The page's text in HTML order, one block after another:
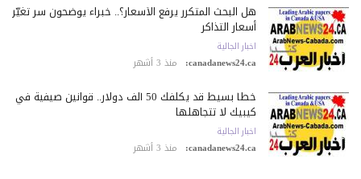
هل البحث المتكرر يرفع الأسعار؟.. خبراء يوضحون سر تغيّر
أسعار التذاكر
اخبار الجالية
canadanews24.ca: منذ 3 أشهر
خطأ بسيط قد يكلّفك 50 ألف دولار.. قوانين صيفية في
كيبيك لا تتجاهلها
اخبار الجالية
canadanews24.ca: منذ 3 أشهر